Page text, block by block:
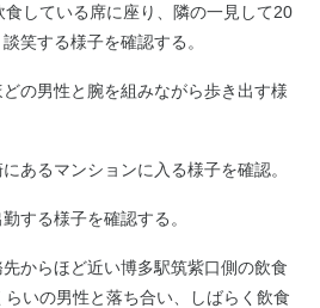
している席に座り、隣の一見して20
笑する様子を確認する。
の男性と腕を組みながら歩き出す様
あるマンションに入る様子を確認。
する様子を確認する。
からほど近い博多駅筑紫口側の飲食
いの男性と落ち合い、しばらく飲食